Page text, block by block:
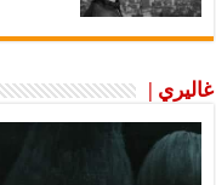
غاليري |